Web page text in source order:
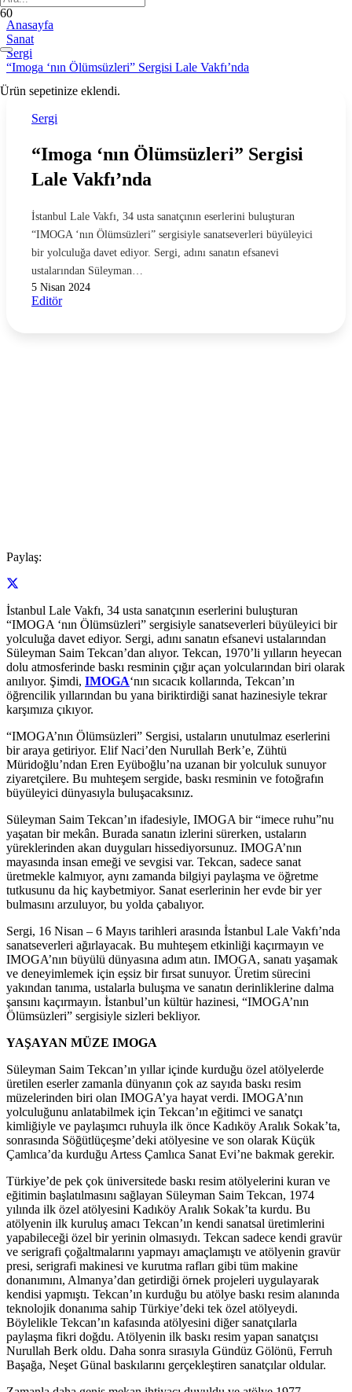
Ürün sepetinize eklendi.
Anasayfa
Sanat
Sergi
“Imoga ‘nın Ölümsüzleri” Sergisi Lale Vakfı’nda
Sergi
“Imoga ‘nın Ölümsüzleri” Sergisi
Lale Vakfı’nda
İstanbul Lale Vakfı, 34 usta sanatçının eserlerini buluşturan
“IMOGA ‘nın Ölümsüzleri” sergisiyle sanatseverleri büyüleyici
bir yolculuğa davet ediyor. Sergi, adını sanatın efsanevi
ustalarından Süleyman…
5 Nisan 2024
Editör
Paylaş:
İstanbul Lale Vakfı, 34 usta sanatçının eserlerini buluşturan
“IMOGA ‘nın Ölümsüzleri” sergisiyle sanatseverleri büyüleyici bir
yolculuğa davet ediyor. Sergi, adını sanatın efsanevi ustalarından
Süleyman Saim Tekcan’dan alıyor. Tekcan, 1970’li yılların heyecan
dolu atmosferinde baskı resminin çığır açan yolcularından biri olarak
anılıyor. Şimdi, IMOGA‘nın sıcacık kollarında, Tekcan’ın
öğrencilik yıllarından bu yana biriktirdiği sanat hazinesiyle tekrar
karşımıza çıkıyor.
“IMOGA’nın Ölümsüzleri” Sergisi, ustaların unutulmaz eserlerini
bir araya getiriyor. Elif Naci’den Nurullah Berk’e, Zühtü
Müridoğlu’ndan Eren Eyüboğlu’na uzanan bir yolculuk sunuyor
ziyaretçilere. Bu muhteşem sergide, baskı resminin ve fotoğrafın
büyüleyici dünyasıyla buluşacaksınız.
Süleyman Saim Tekcan’ın ifadesiyle, IMOGA bir “imece ruhu”nu
yaşatan bir mekân. Burada sanatın izlerini sürerken, ustaların
yüreklerinden akan duyguları hissediyorsunuz. IMOGA’nın
mayasında insan emeği ve sevgisi var. Tekcan, sadece sanat
üretmekle kalmıyor, aynı zamanda bilgiyi paylaşma ve öğretme
tutkusunu da hiç kaybetmiyor. Sanat eserlerinin her evde bir yer
bulmasını arzuluyor, bu yolda çabalıyor.
Sergi, 16 Nisan – 6 Mayıs tarihleri arasında İstanbul Lale Vakfı’nda
sanatseverleri ağırlayacak. Bu muhteşem etkinliği kaçırmayın ve
IMOGA’nın büyülü dünyasına adım atın. IMOGA, sanatı yaşamak
ve deneyimlemek için eşsiz bir fırsat sunuyor. Üretim sürecini
yakından tanıma, ustalarla buluşma ve sanatın derinliklerine dalma
şansını kaçırmayın. İstanbul’un kültür hazinesi, “IMOGA’nın
Ölümsüzleri” sergisiyle sizleri bekliyor.
YAŞAYAN MÜZE IMOGA
Süleyman Saim Tekcan’ın yıllar içinde kurduğu özel atölyelerde
üretilen eserler zamanla dünyanın çok az sayıda baskı resim
müzelerinden biri olan IMOGA’ya hayat verdi. IMOGA’nın
yolculuğunu anlatabilmek için Tekcan’ın eğitimci ve sanatçı
kimliğiyle ve paylaşımcı ruhuyla ilk önce Kadıköy Aralık Sokak’ta,
sonrasında Söğütlüçeşme’deki atölyesine ve son olarak Küçük
Çamlıca’da kurduğu Artess Çamlıca Sanat Evi’ne bakmak gerekir.
Türkiye’de pek çok üniversitede baskı resim atölyelerini kuran ve
eğitimin başlatılmasını sağlayan Süleyman Saim Tekcan, 1974
yılında ilk özel atölyesini Kadıköy Aralık Sokak’ta kurdu. Bu
atölyenin ilk kuruluş amacı Tekcan’ın kendi sanatsal üretimlerini
yapabileceği özel bir yerinin olmasıydı. Tekcan sadece kendi gravür
ve serigrafi çoğaltmalarını yapmayı amaçlamıştı ve atölyenin gravür
presi, serigrafi makinesi ve kurutma rafları gibi tüm makine
donanımını, Almanya’dan getirdiği örnek projeleri uygulayarak
kendisi yapmıştı. Tekcan’ın kurduğu bu atölye baskı resim alanında
teknolojik donanıma sahip Türkiye’deki tek özel atölyeydi.
Böylelikle Tekcan’ın kafasında atölyesini diğer sanatçılarla
paylaşma fikri doğdu. Atölyenin ilk baskı resim yapan sanatçısı
Nurullah Berk oldu. Daha sonra sırasıyla Gündüz Gölönü, Ferruh
Başağa, Neşet Günal baskılarını gerçekleştiren sanatçılar oldular.